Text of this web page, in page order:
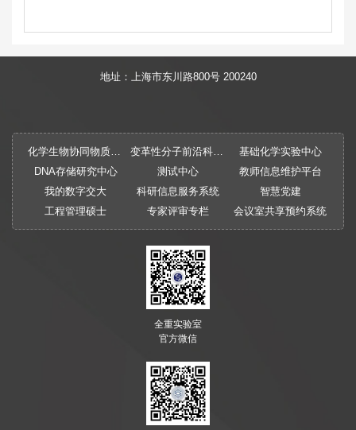
地址：上海市东川路800号 200240
化学生物协同物质创制全国重点实验室 变革性分子前沿科学中心
基础化学实验中心
DNA存储研究中心
测试中心
教师信息维护平台
我的数字交大
科研信息服务系统
智慧党建
工程管理硕士
专家评审专栏 会议室共享预约系统
全重实验室
官方微信